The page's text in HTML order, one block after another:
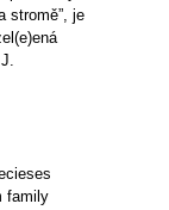
stromě”, je
J.
family